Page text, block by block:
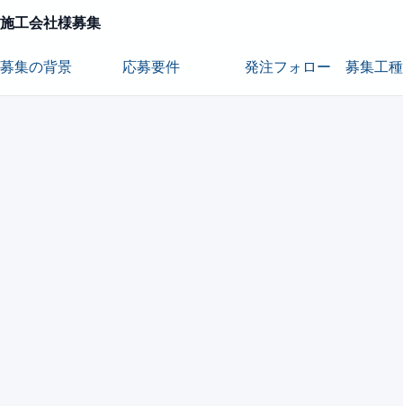
施工会社様募集
募集の背景 応募要件 発注フォロー 募集工種